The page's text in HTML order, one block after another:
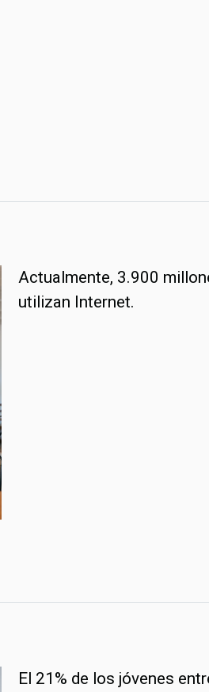
Actualmente, 3.900
utilizan Internet.
El 21% de los jóvenes